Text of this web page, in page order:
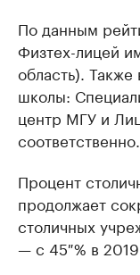
По данным
Физтех-лицей
область).
школы:
центр МГУ и
соответственно.
Процент
продолжает
столичных
— с 45 % в